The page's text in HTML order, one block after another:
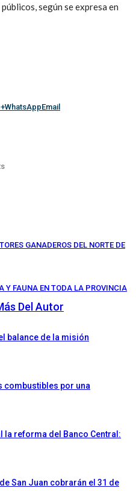
según se expresa en
WhatsAppEmail
GANADEROS DEL NORTE DE
Y FAUNA EN TODA LA PROVINCIA
Del Autor
balance de la misión
combustibles por una
la reforma del Banco Central:
San Juan cobrarán el 31 de